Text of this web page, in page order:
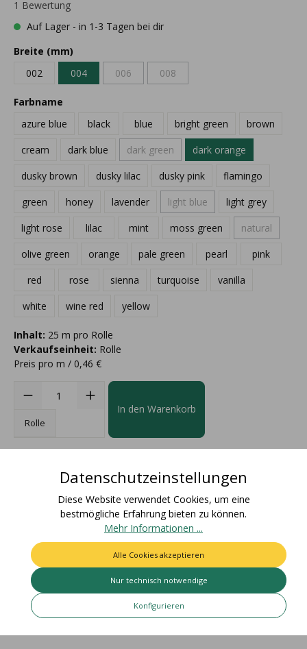
1 Bewertung
Auf Lager - in 1-3 Tagen bei dir
Breite (mm)
002
004 006 008
Farbname
azure blue
black blue bright green
brown
cream
dark blue dark green
dark orange
dusky brown
dusky lilac dusky pink
flamingo
green
honey lavender light blue
light grey
light rose
lilac mint moss green
natural
olive green
orange pale green pearl
pink
red
rose sienna turquoise
vanilla
white
wine red yellow
Inhalt: 25 m pro Rolle
Verkaufseinheit: Rolle
Preis pro m / 0,46 €
Rolle
In den Warenkorb
Materialzusammensetzung: 67% Baumwolle, 33%
AcetatFarbecht: Artikel bleicht nicht aus und färbt nicht ab /
Für den Einsatz i…Mehr
Bewertungen
Datenschutzeinstellungen
Diese Website verwendet Cookies, um eine
bestmögliche Erfahrung bieten zu können.
Mehr Informationen ...
Nur technisch notwendige
Konfigurieren
Alle Cookies akzeptieren